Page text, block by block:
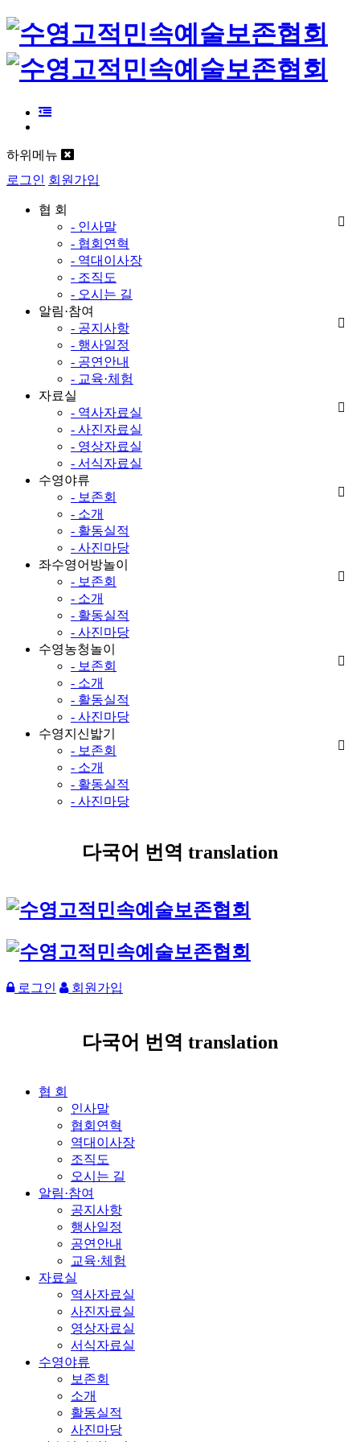
하위메뉴
로그인 회원가입
협 회
- 인사말
- 협회연혁
- 역대이사장
- 조직도
- 오시는 길
알림·참여
- 공지사항
- 행사일정
- 공연안내
- 교육·체험
자료실
- 역사자료실
- 사진자료실
- 영상자료실
- 서식자료실
수영야류
- 보존회
- 소개
- 활동실적
- 사진마당
좌수영어방놀이
- 보존회
- 소개
- 활동실적
- 사진마당
수영농청놀이
- 보존회
- 소개
- 활동실적
- 사진마당
수영지신밟기
- 보존회
- 소개
- 활동실적
- 사진마당
다국어 번역 translation
로그인 회원가입
다국어 번역 translation
협 회
인사말
협회연혁
역대이사장
조직도
오시는 길
알림·참여
공지사항
행사일정
공연안내
교육·체험
자료실
역사자료실
사진자료실
영상자료실
서식자료실
수영야류
보존회
소개
활동실적
사진마당